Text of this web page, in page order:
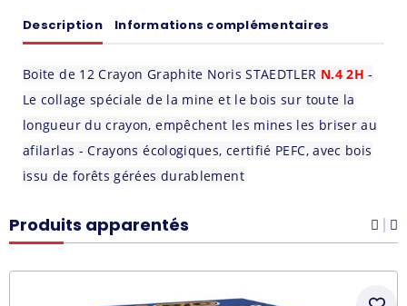
Description Informations complémentaires
Boite de 12 Crayon Graphite Noris STAEDTLER N.4 2H -
Le collage spéciale de la mine et le bois sur toute la
longueur du crayon, empêchent les mines les briser au
afilarlas - Crayons écologiques, certifié PEFC, avec bois
issu de forêts gérées durablement
Produits apparentés